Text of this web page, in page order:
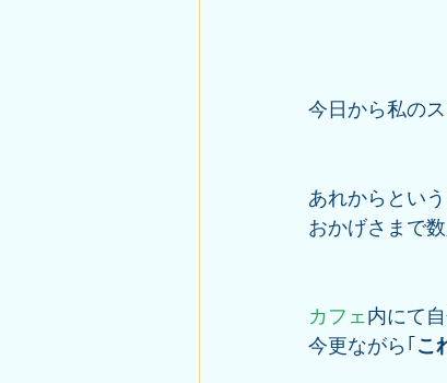
今日から私の
あれからとい
おかげさまで
カフェ内にて
今更ながら｢ こ